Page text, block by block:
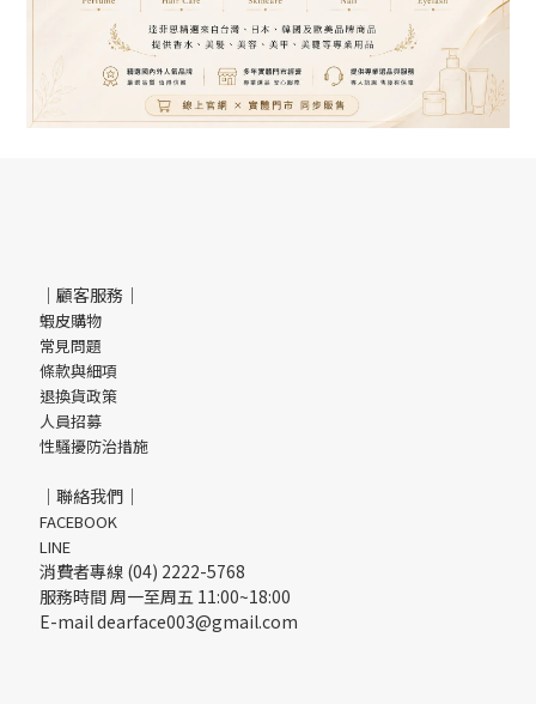
｜顧客服務｜
蝦皮購物
常見問題
條款與細項
退換貨政策
人員招募
性騷擾防治措施
｜聯絡我們｜
FACEBOOK
LINE
消費者專線 (04) 2222-5768
服務時間 周一至周五 11:00~18:00
E-mail dearface003@gmail.com